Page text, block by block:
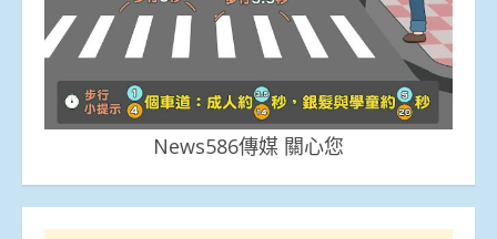
News586傳媒 關心您